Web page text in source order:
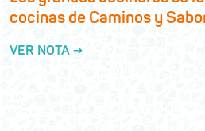
cocinas de Caminos y
VER NOTA →